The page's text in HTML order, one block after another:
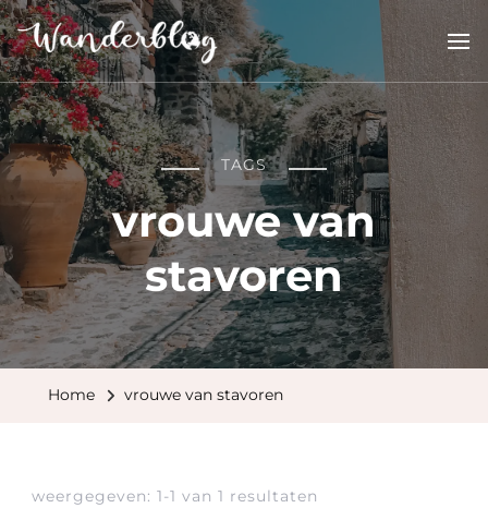
Wanderblog
reisverhalen en inspiratie
TAGS
vrouwe van
stavoren
Home vrouwe van stavoren
weergegeven: 1-1 van 1 resultaten